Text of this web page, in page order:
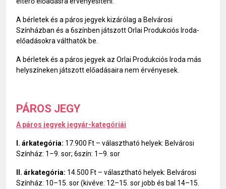
A bérletek és a páros jegyek kizárólag a Belvárosi
Színházban és a 6színben játszott Orlai Produkciós Iroda-
előadásokra válthatók be.
A bérletek és a páros jegyek az Orlai Produkciós Iroda más
helyszíneken játszott előadásaira nem érvényesek.
PÁROS JEGY
A páros jegyek jegyár-kategóriái
I. árkategória: 17.900 Ft – választható helyek: Belvárosi
Színház: 1–9. sor; 6szín: 1–9. sor
II. árkategória: 14.500 Ft – választható helyek: Belvárosi
Színház: 10–15. sor (kivéve: 12–15. sor jobb és bal 14–15.